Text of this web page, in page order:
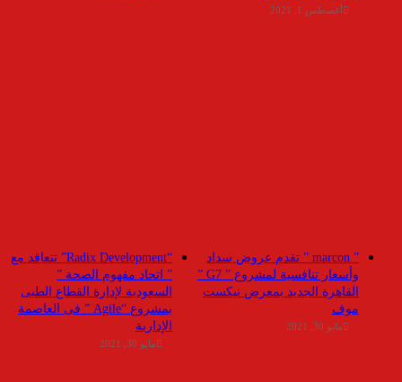
أغسطس 1, 2021
“Radix Development” تتعاقد مع
” اتحاد مفهوم الصحة ”
السعودية لإدارة القطاع الطبى
بمشروع “Agile ” فى العاصمة
الإدارية
مايو 30, 2021
” marcon ” تقدم عروض سداد
وأسعار تنافسية لمشروع ” G7 ”
القاهرة الجديد بمعرض نيكست
موف
مايو 30, 2021